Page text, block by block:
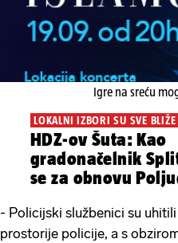
Igre na sreću
LOKALNI IZBORI SU SVE BLIŽE
HDZ-ov Šuta: Kao
gradonačelnik
se za obnovu
- Policijski službenici su
prostorije policije, a s